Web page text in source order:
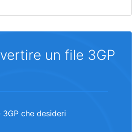
un file 3GP
3GP che desideri